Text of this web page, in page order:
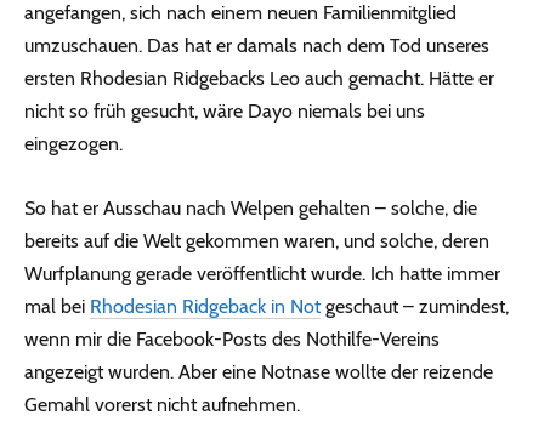
angefangen, sich nach einem neuen Familienmitglied
umzuschauen. Das hat er damals nach dem Tod unseres
ersten Rhodesian Ridgebacks Leo auch gemacht. Hätte er
nicht so früh gesucht, wäre Dayo niemals bei uns
eingezogen.
So hat er Ausschau nach Welpen gehalten – solche, die
bereits auf die Welt gekommen waren, und solche, deren
Wurfplanung gerade veröffentlicht wurde. Ich hatte immer
mal bei Rhodesian Ridgeback in Notgeschaut – zumindest,
wenn mir die Facebook-Posts des Nothilfe-Vereins
angezeigt wurden. Aber eine Notnase wollte der reizende
Gemahl vorerst nicht aufnehmen.